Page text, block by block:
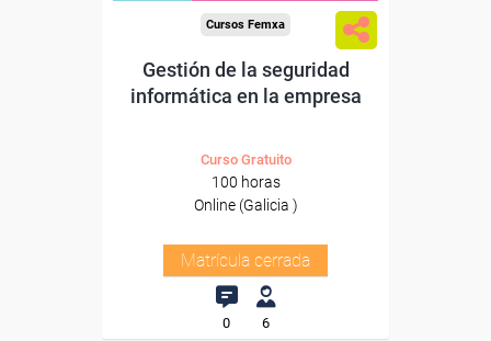
Cursos Femxa
Gestión de la seguridad
informática en la empresa
Curso Gratuito
100 horas
Online (Galicia )
Matrícula cerrada
0 6